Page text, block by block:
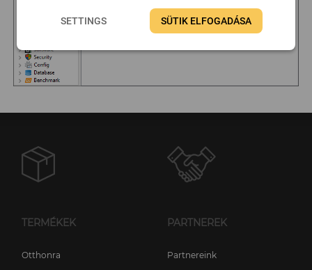
TERMÉKEK
Otthonra
PARTNEREK
Partnereink
SETTINGS SÜTIK ELFOGADÁSA